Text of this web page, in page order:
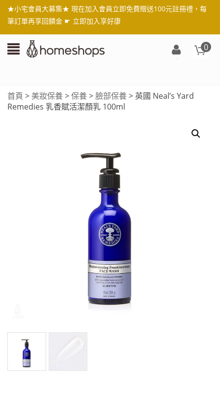
★小宅會員大募集★ 現在加入會員立即免費贈送100元註冊禮，每
筆訂單再享回饋金 ☛ 立即加入享好康
0
冊
首頁 > 美妝保養 >保養 > 臉部保養 > 英國 Neal’s Yard
Remedies 乳香賦活潔顏乳 100ml